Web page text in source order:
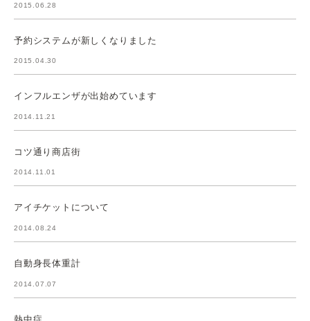
2015.06.28
予約システムが新しくなりました
2015.04.30
インフルエンザが出始めています
2014.11.21
コツ通り商店街
2014.11.01
アイチケットについて
2014.08.24
自動身長体重計
2014.07.07
熱中症